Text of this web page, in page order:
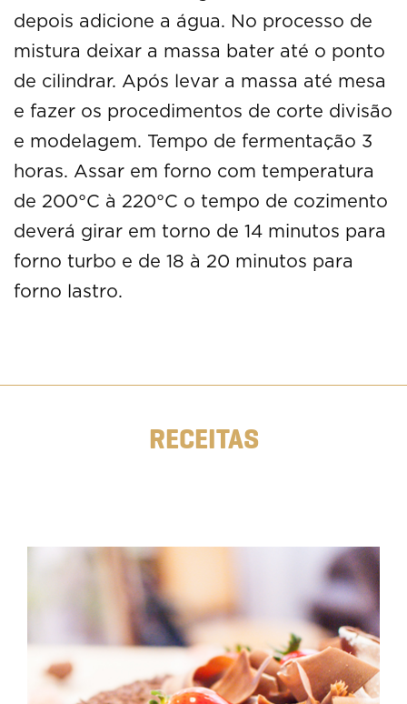
depois adicione a água. No processo de
mistura deixar a massa bater até o ponto
de cilindrar. Após levar a massa até mesa
e fazer os procedimentos de corte divisão
e modelagem. Tempo de fermentação 3
horas. Assar em forno com temperatura
de 200°C à 220°C o tempo de cozimento
deverá girar em torno de 14 minutos para
forno turbo e de 18 à 20 minutos para
forno lastro.
RECEITAS